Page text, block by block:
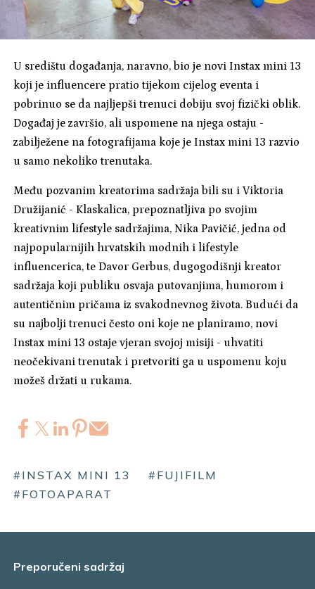
U središtu događanja, naravno, bio je novi Instax mini 13
koji je influencere pratio tijekom cijelog eventa i
pobrinuo se da najljepši trenuci dobiju svoj fizički oblik.
Događaj je završio, ali uspomene na njega ostaju -
zabilježene na fotografijama koje je Instax mini 13 razvio
u samo nekoliko trenutaka.
Među pozvanim kreatorima sadržaja bili su i Viktoria
Družijanić - Klaskalica, prepoznatljiva po svojim
kreativnim lifestyle sadržajima, Nika Pavičić, jedna od
najpopularnijih hrvatskih modnih i lifestyle
influencerica, te Davor Gerbus, dugogodišnji kreator
sadržaja koji publiku osvaja putovanjima, humorom i
autentičnim pričama iz svakodnevnog života. Budući da
su najbolji trenuci često oni koje ne planiramo, novi
Instax mini 13 ostaje vjeran svojoj misiji - uhvatiti
neočekivani trenutak i pretvoriti ga u uspomenu koju
možeš držati u rukama.
#INSTAX MINI 13
#FUJIFILM
#FOTOAPARAT
Preporučeni sadržaj